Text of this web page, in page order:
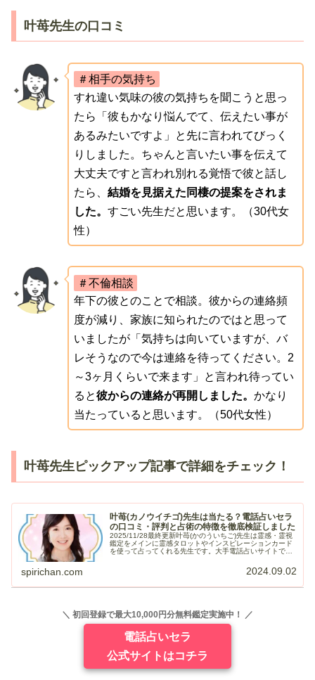
叶苺先生の口コミ
＃相手の気持ち
すれ違い気味の彼の気持ちを聞こうと思っ
たら「彼もかなり悩んでて、伝えたい事が
あるみたいですよ」と先に言われてびっく
りしました。ちゃんと言いたい事を伝えて
大丈夫ですと言われ別れる覚悟で彼と話し
たら、 結婚を見据えた同棲の提案をされま
した。 すごい先生だと思います。（30代女
性）
＃不倫相談
年下の彼とのことで相談。彼からの連絡頻
度が減り、家族に知られたのではと思って
いましたが「気持ちは向いていますが、バ
レそうなので今は連絡を待ってください。2
～3ヶ月くらいで来ます」と言われ待ってい
ると彼からの連絡が再開しました。 かなり
当たっていると思います。（50代女性）
叶苺先生ピックアップ記事で詳細をチェック！
叶苺(カノウイチゴ)先生は当たる？電話占いセラ
の口コミ・評判と占術の特徴を徹底検証しました
2025/11/28最終更新叶苺(かのういちご)先生は霊感・霊視
鑑定をメインに霊感タロットやインスピレーションカード
を使って占ってくれる先生です。大手電話占いサイトでも
spirichan.com 2024.09.02
＼ 初回登録で最大10,000円分無料鑑定実施中！ ／
電話占いセラ
公式サイトはコチラ